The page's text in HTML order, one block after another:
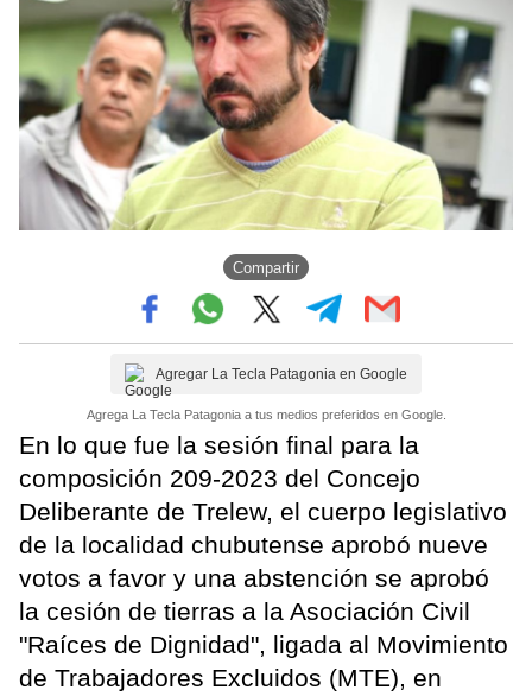
Compartir
Agregar La Tecla Patagonia en Google
Agrega La Tecla Patagonia a tus medios preferidos en Google.
En lo que fue la sesión final para la
composición 209-2023 del Concejo
Deliberante de Trelew, el cuerpo legislativo
de la localidad chubutense aprobó nueve
votos a favor y una abstención se aprobó
la cesión de tierras a la Asociación Civil
"Raíces de Dignidad", ligada al Movimiento
de Trabajadores Excluidos (MTE), en